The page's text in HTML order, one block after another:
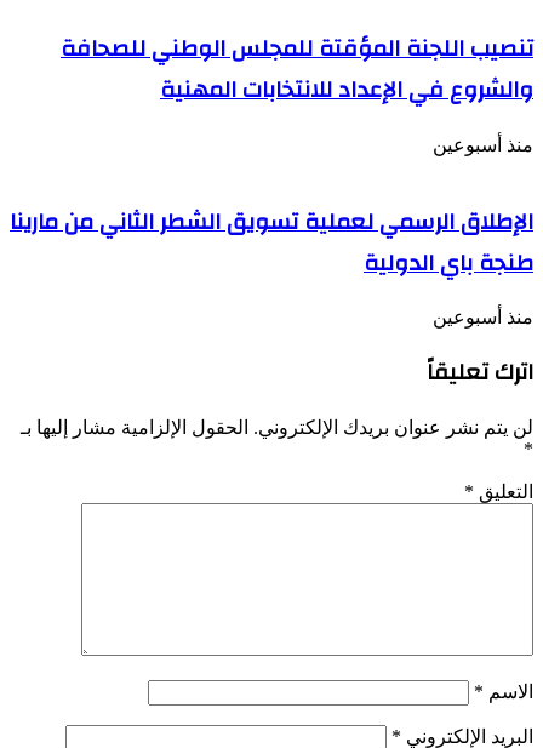
تنصيب اللجنة المؤقتة للمجلس الوطني للصحافة
والشروع في الإعداد للانتخابات المهنية
منذ أسبوعين
الإطلاق الرسمي لعملية تسويق الشطر الثاني من مارينا
طنجة باي الدولية
منذ أسبوعين
اترك تعليقاً
لن يتم نشر عنوان بريدك الإلكتروني. الحقول الإلزامية مشار إليها بـ
*
التعليق *
الاسم *
البريد الإلكتروني *